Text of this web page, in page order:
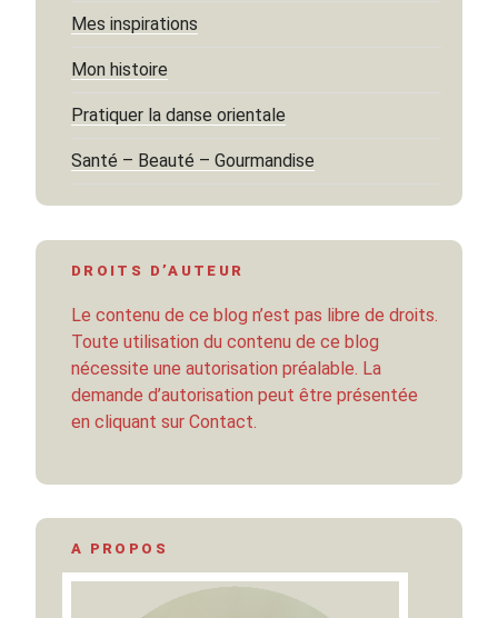
Mes inspirations
Mon histoire
Pratiquer la danse orientale
Santé – Beauté – Gourmandise
DROITS D’AUTEUR
Le contenu de ce blog n’est pas libre de droits.
Toute utilisation du contenu de ce blog
nécessite une autorisation préalable. La
demande d’autorisation peut être présentée
en cliquant sur Contact.
A PROPOS